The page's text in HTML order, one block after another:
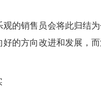
的销售员会将此归结
的方向改进和发展，